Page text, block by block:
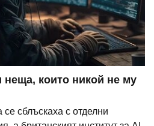
неща, които никой не му
сблъскаха с отделни